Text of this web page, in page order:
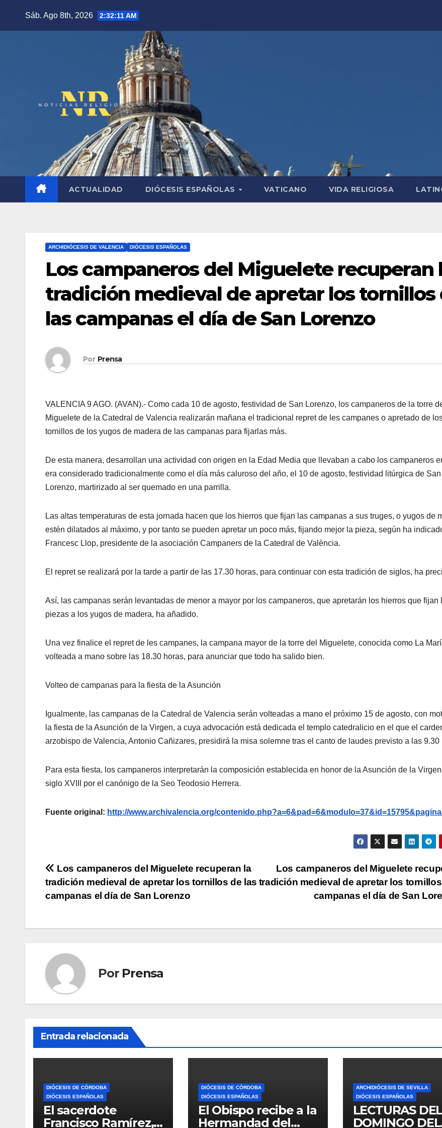
Sáb. Ago 8th, 2026 2:32:12 AM
ACTUALIDAD DIÓCESIS ESPAÑOLAS VATICANO VIDA RELIGIOSA
ARCHIDIÓCESIS DE VALENCIA DIÓCESIS ESPAÑOLAS
Los campaneros del Miguelete recuperan
tradición medieval de apretar los tornillos
las campanas el día de San Lorenzo
Por Prensa
VALENCIA 9 AGO. (AVAN).- Como cada 10 de agosto, festividad de San Lorenzo, los campaneros de la torre
Miguelete de la Catedral de Valencia realizarán mañana el tradicional repret de les campanes o apretado de
tornillos de los yugos de madera de las campanas para fijarlas más.
De esta manera, desarrollan una actividad con origen en la Edad Media que llevaban a cabo los campaneros
era considerado tradicionalmente como el día más caluroso del año, el 10 de agosto, festividad litúrgica de San
Lorenzo, martirizado al ser quemado en una parrilla.
Las altas temperaturas de esta jornada hacen que los hierros que fijan las campanas a sus truges, o yugos de
estén dilatados al máximo, y por tanto se pueden apretar un poco más, fijando mejor la pieza, según ha
Francesc Llop, presidente de la asociación Campaners de la Catedral de València.
El repret se realizará por la tarde a partir de las 17.30 horas, para continuar con esta tradición de siglos, ha
Así, las campanas serán levantadas de menor a mayor por los campaneros, que apretarán los hierros que fijan
piezas a los yugos de madera, ha añadido.
Una vez finalice el repret de les campanes, la campana mayor de la torre del Miguelete, conocida como La
volteada a mano sobre las 18.30 horas, para anunciar que todo ha salido bien.
Volteo de campanas para la fiesta de la Asunción
Igualmente, las campanas de la Catedral de Valencia serán volteadas a mano el próximo 15 de agosto, con
la fiesta de la Asunción de la Virgen, a cuya advocación está dedicada el templo catedralicio en el que el
arzobispo de Valencia, Antonio Cañizares, presidirá la misa solemne tras el canto de laudes previsto a las 9.30
Para esta fiesta, los campaneros interpretarán la composición establecida en honor de la Asunción de la Virgen
siglo XVIII por el canónigo de la Seo Teodosio Herrera.
Fuente original: http://www.archivalencia.org/
Navegación
de
Los campaneros del Miguelete
tradición medieval de apretar los
campanas el día de San
Los campaneros del Miguelete recuperan la
tradición medieval de apretar los tornillos de las
campanas el día de San Lorenzo
Por Prensa
Entrada relacionada
DIÓCESIS DE CÓRDOBA
DIÓCESIS ESPAÑOLAS
El sacerdote
Francisco Ramírez,
DIÓCESIS DE CÓRDOBA
DIÓCESIS ESPAÑOLAS
El Obispo recibe a la
Hermandad del
ARCHIDIÓCESIS DE SEVILLA
DIÓCESIS ESPAÑOLAS
LECTURAS
DOMINGO DEL